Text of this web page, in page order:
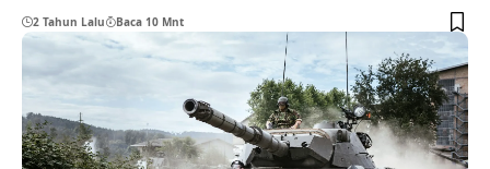
2 Tahun Lalu Baca 10 Mnt